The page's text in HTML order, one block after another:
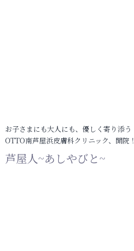
お子さまにも大人にも、優しく寄り添う
OTTO南芦屋浜皮膚科クリニック、開院！
芦屋人~あしやびと~